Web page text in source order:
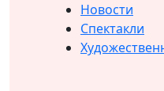
Новости
Спектакли